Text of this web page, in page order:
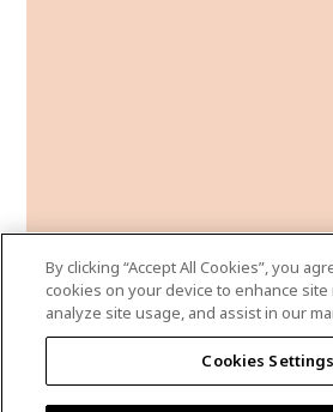
DLX1196-3
By clicking “Accept All Cookies”, you
cookies on your device to enhance site
analyze site usage, and assist in our
Cookies Settings